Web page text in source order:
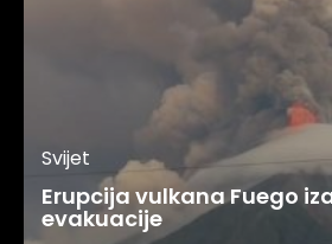
Svijet
Erupcija vulkana Fuego
evakuacije